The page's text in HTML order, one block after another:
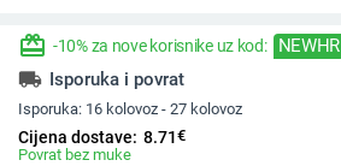
redeem -10% za nove korisnike uz kod: NEWHR
local_shipping Isporuka i povrat
Isporuka: 16 kolovoz - 27 kolovoz
Cijena dostave: 8.71€
Povrat bez muke